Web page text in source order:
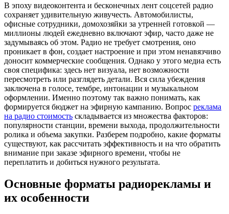
В эпоху видеоконтента и бесконечных лент соцсетей радио
сохраняет удивительную живучесть. Автомобилисты,
офисные сотрудники, домохозяйки за утренней готовкой —
миллионы людей ежедневно включают эфир, часто даже не
задумываясь об этом. Радио не требует смотрения, оно
проникает в фон, создает настроение и при этом ненавязчиво
доносит коммерческие сообщения. Однако у этого медиа есть
своя специфика: здесь нет визуала, нет возможности
пересмотреть или разглядеть детали. Вся сила убеждения
заключена в голосе, тембре, интонации и музыкальном
оформлении. Именно поэтому так важно понимать, как
формируется бюджет на эфирную кампанию. Вопрос реклама
на радио стоимость складывается из множества факторов:
популярности станции, времени выхода, продолжительности
ролика и объема закупки. Разберем подробно, какие форматы
существуют, как рассчитать эффективность и на что обратить
внимание при заказе эфирного времени, чтобы не
переплатить и добиться нужного результата.
Основные форматы радиорекламы и
их особенности